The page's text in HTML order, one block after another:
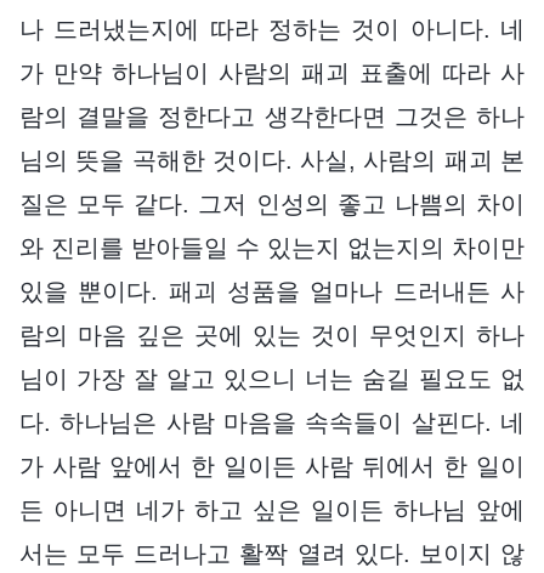
나 드러냈는지에 따라 정하는 것이 아니다. 네
가 만약 하나님이 사람의 패괴 표출에 따라 사
람의 결말을 정한다고 생각한다면 그것은 하나
님의 뜻을 곡해한 것이다. 사실, 사람의 패괴 본
질은 모두 같다. 그저 인성의 좋고 나쁨의 차이
와 진리를 받아들일 수 있는지 없는지의 차이만
있을 뿐이다. 패괴 성품을 얼마나 드러내든 사
람의 마음 깊은 곳에 있는 것이 무엇인지 하나
님이 가장 잘 알고 있으니 너는 숨길 필요도 없
다. 하나님은 사람 마음을 속속들이 살핀다. 네
가 사람 앞에서 한 일이든 사람 뒤에서 한 일이
든 아니면 네가 하고 싶은 일이든 하나님 앞에
서는 모두 드러나고 활짝 열려 있다. 보이지 않